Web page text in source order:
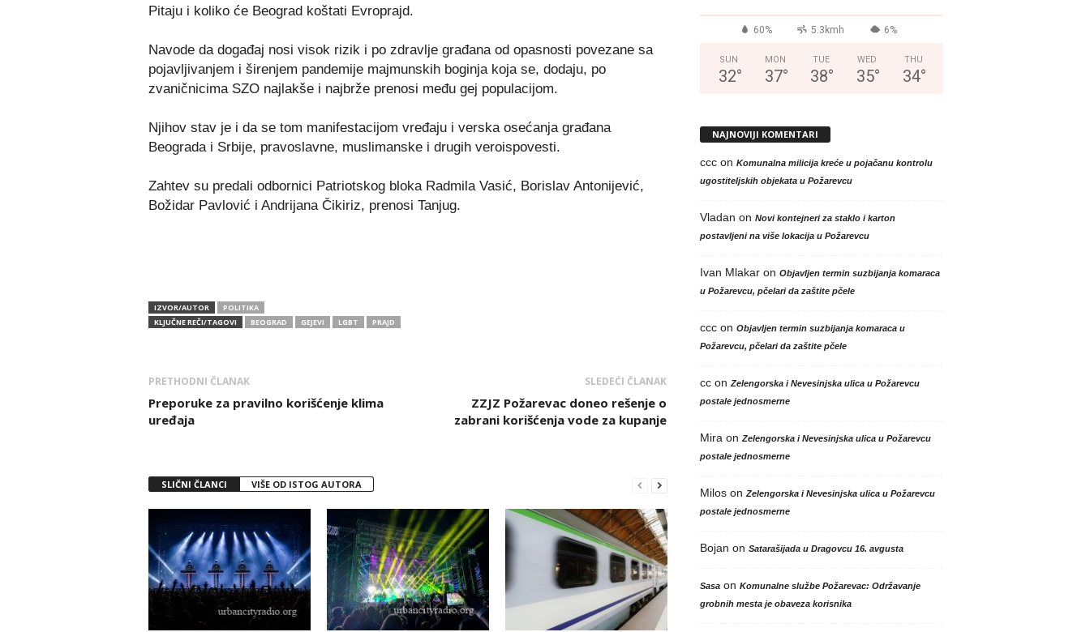
Pitaju i koliko će Beograd koštati Evroprajd.
Navode da događaj nosi visok rizik i po zdravlje građana od opasnosti povezane sa
pojavljivanjem i širenjem pandemije majmunskih boginja koja se, dodaju, po
zvaničnicima SZO najlakše i najbrže prenosi među gej populacijom.
Njihov stav je i da se tom manifestacijom vređaju i verska osećanja građana
Beograda i Srbije, pravoslavne, muslimanske i drugih veroispovesti.
Zahtev su predali odbornici Patriotskog bloka Radmila Vasić, Borislav Antonijević,
Božidar Pavlović i Andrijana Čikiriz, prenosi Tanjug.
IZVOR/AUTOR
POLITIKA
KLJUČNE REČI/TAGOVI
BEOGRAD GEJEVI LGBT PRAJD
PRETHODNI ČLANAK
Preporuke za pravilno korišćenje klima
uređaja
SLEDEĆI ČLANAK
ZZJZ Požarevac doneo rešenje o
zabrani korišćenja vode za kupanje
SLIČNI ČLANCI VIŠE OD ISTOG AUTORA
60% 5.3kmh 6%
SUN
32°
MON
37°
TUE
38°
WED
35°
THU
34°
NAJNOVIJI KOMENTARI
cccon Komunalna milicija kreće u pojačanu kontrolu
ugostiteljskih objekata u Požarevcu
Vladan on Novi kontejneri za staklo i karton
postavljeni na više lokacija u Požarevcu
Ivan Mlakaron Objavljen termin suzbijanja komaraca
u Požarevcu, pčelari da zaštite pčele
cccon Objavljen termin suzbijanja komaraca u
Požarevcu, pčelari da zaštite pčele
ccon Zelengorska i Nevesinjska ulica u Požarevcu
postale jednosmerne
Mira on Zelengorska i Nevesinjska ulica u Požarevcu
postale jednosmerne
Miloson Zelengorska i Nevesinjska ulica u Požarevcu
postale jednosmerne
Bojan on Satarašijada u Dragovcu 16. avgusta
Sasaon Komunalne službe Požarevac: Održavanje
grobnih mesta je obaveza korisnika